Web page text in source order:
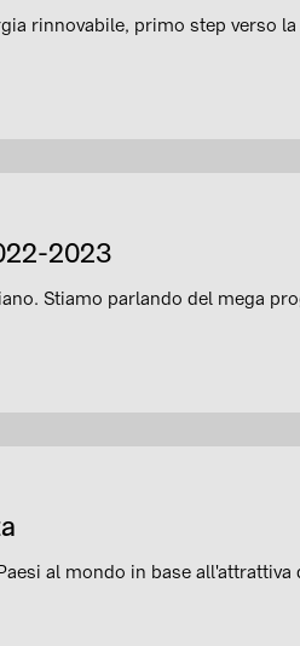
rinnovabile, primo step verso
2023
Stiamo parlando del mega
al mondo in base